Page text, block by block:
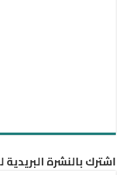
اشترك بالنشرة